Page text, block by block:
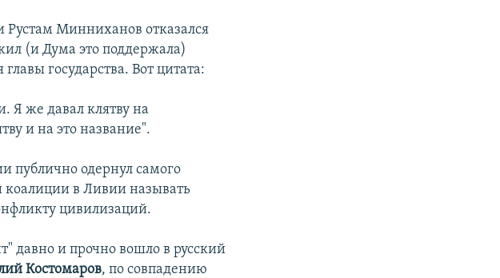
Рустам Минниханов отказался
(и Дума это поддержала)
государства. Вот цитата:
Я же давал клятву на
и на это название".
публично одернул самого
коалиции в Ливии называть
цивилизаций.
давно и прочно вошло в русский
Костомаров, по совпадению